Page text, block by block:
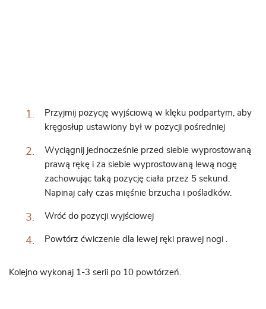
Przyjmij pozycję wyjściową w klęku podpartym, aby
kręgosłup ustawiony był w pozycji pośredniej
Wyciągnij jednocześnie przed siebie wyprostowaną
prawą rękę i za siebie wyprostowaną lewą nogę
zachowując taką pozycję ciała przez 5 sekund.
Napinaj cały czas mięśnie brzucha i pośladków.
Wróć do pozycji wyjściowej
Powtórz ćwiczenie dla lewej ręki prawej nogi .
Kolejno wykonaj 1-3 serii po 10 powtórzeń.